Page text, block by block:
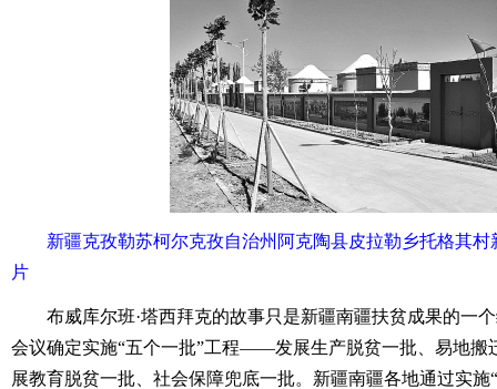
新疆克孜勒苏柯尔克孜自治州阿克陶县皮拉勒乡托格其
片
布威库尔班·塔西拜克的故事只是新疆南疆扶贫成果的一
会议确定实施“五个一批”工程——发展生产脱贫一批、易地搬
展教育脱贫一批、社会保障兜底一批。新疆南疆各地通过实